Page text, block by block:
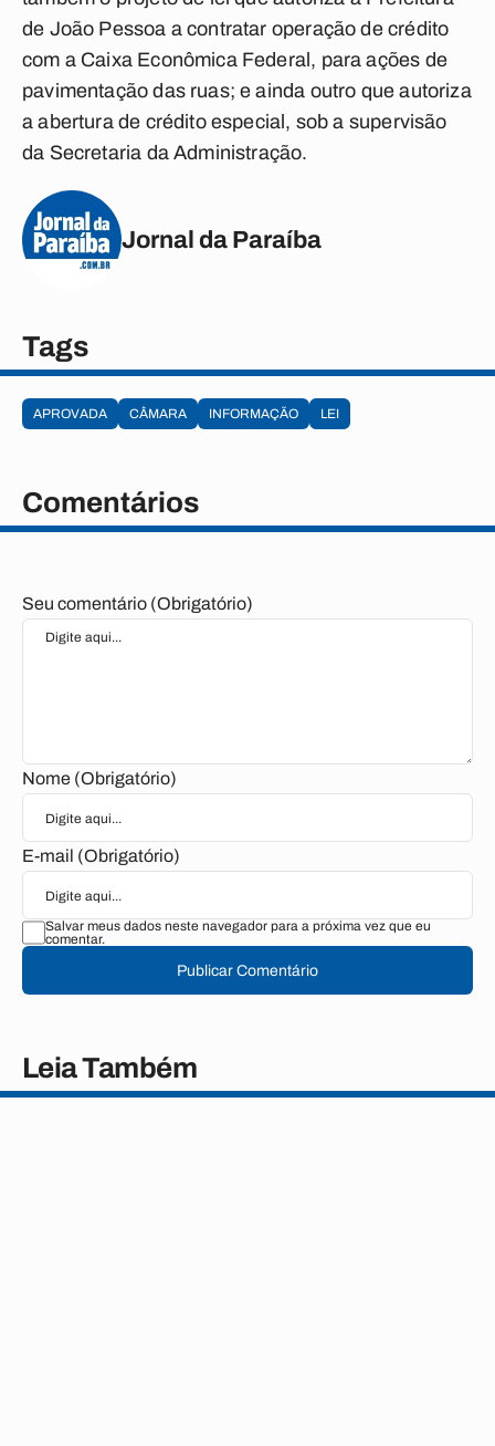
de João Pessoa a contratar operação de crédito
com a Caixa Econômica Federal, para ações de
pavimentação das ruas; e ainda outro que autoriza
a abertura de crédito especial, sob a supervisão
da Secretaria da Administração.
Jornal da Paraíba
Tags
APROVADA CÂMARA INFORMAÇÃO LEI
Comentários
Seu comentário (Obrigatório)
Nome (Obrigatório)
E-mail (Obrigatório)
Salvar meus dados neste navegador para a próxima vez que eu
comentar.
Publicar Comentário
Leia Também